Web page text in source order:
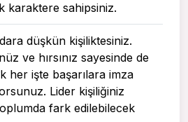
karaktere sahipsiniz.
düşkün kişiliktesiniz.
ve hırsınız sayesinde de
her işte başarılara imza
Lider kişiliğiniz
fark edilebilecek